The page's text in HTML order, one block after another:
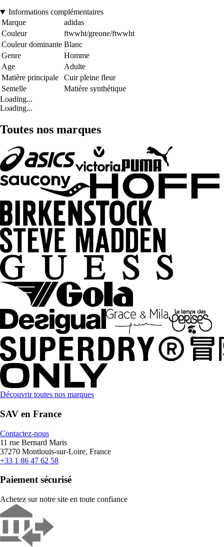
Informations complémentaires
Marque
adidas
Couleur
ftwwht/greone/ftwwht
Couleur dominante Blanc
Genre
Homme
Age
Adulte
Matière principale
Cuir pleine fleur
Semelle
Matière synthétique
Loading...
Loading...
Toutes nos marques
Découvrir toutes nos marques
SAV en France
Contactez-nous
11 rue Bernard Maris
37270 Montlouis-sur-Loire, France
+33 1 86 47 62 58
Paiement sécurisé
Achetez sur notre site en toute confiance